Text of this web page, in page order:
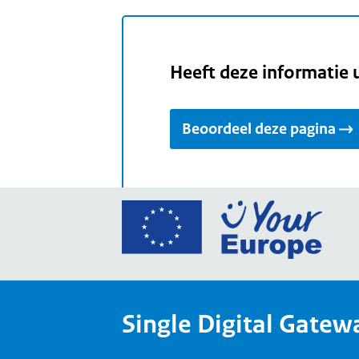
Heeft deze informatie
Beoordeel deze pagina
Ga
Your
Single Digital